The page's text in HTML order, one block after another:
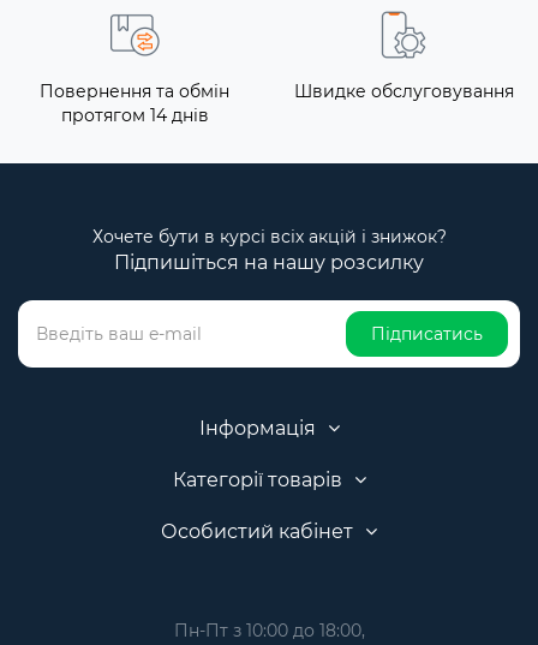
Повернення та обмін
протягом 14 днів
Швидке обслуговування
Хочете бути в курсі всіх акцій і знижок?
Підпишіться на нашу розсилку
Підписатись
Інформація
Категорії товарів
Особистий кабінет
Пн-Пт з 10:00 до 18:00,